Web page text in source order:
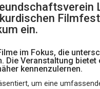
ein.
im Fokus, die
Veranstaltung
kennenzulernen.
um eine